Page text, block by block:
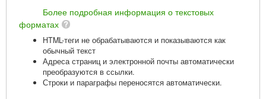
Более подробная информация о текстовых
форматах
HTML-теги не обрабатываются и показываются как
обычный текст
Адреса страниц и электронной почты автоматически
преобразуются в ссылки.
Строки и параграфы переносятся автоматически.